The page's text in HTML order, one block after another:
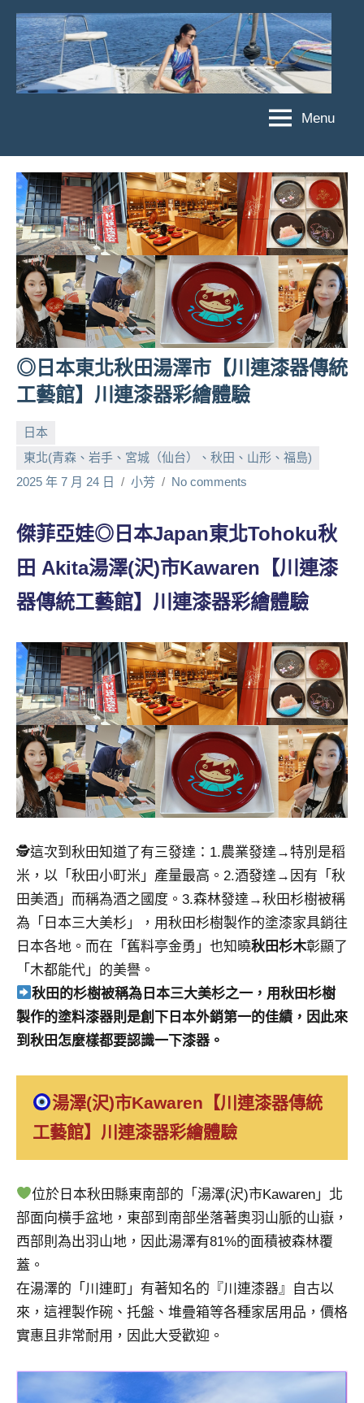
Skip
content
菲
亞
娃
JEFFIA
FANG
亞
娃
粉
絲
團、
主
題
旅
遊、
達
帶
旅
遊
節
賓、
News
金
探
號
目
班
底、
外
景
節
目
主
持、
哥
窟
國
旅
遊
書
作
各
發
主
學
校
企
業
講
座、
部
落
及
旅
Menu
◎日本東北秋田湯澤市【川連漆器傳統
工藝館】川連漆器彩繪體驗
日本
東北(青森、岩手、宮城（仙台）、秋田、山形、福島)
2025 年 7 月 24 日
小芳 No comments
傑菲亞娃◎日本Japan東北Tohoku秋
田 Akita湯澤(沢)市Kawaren【川連漆
器傳統工藝館】川連漆器彩繪體驗
🕵️這次到秋田知道了有三發達：1.農業發達→特別是稻
米，以「秋田小町米」產量最高。2.酒發達→因有「秋
田美酒」而稱為酒之國度。3.森林發達→秋田杉樹被稱
為「日本三大美杉」，用秋田杉樹製作的塗漆家具銷往
日本各地。而在「舊料亭金勇」也知曉秋田杉木彰顯了
「木都能代」的美譽。
秋田的杉樹被稱為日本三大美杉之一，用秋田杉樹
製作的塗料漆器則是創下日本外銷第一的佳績，因此來
到秋田怎麼樣都要認識一下漆器。
湯澤(沢)市Kawaren【川連漆器傳統
工藝館】川連漆器彩繪體驗
位於日本秋田縣東南部的「湯澤(沢)市Kawaren」北
部面向橫手盆地，東部到南部坐落著奧羽山脈的山嶽，
西部則為出羽山地，因此湯澤有81%的面積被森林覆
蓋。
在湯澤的「川連町」有著知名的『川連漆器』自古以
來，這裡製作碗、托盤、堆疊箱等各種家居用品，價格
實惠且非常耐用，因此大受歡迎。